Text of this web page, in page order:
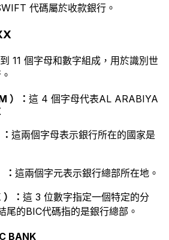
代碼屬於收款銀行。
11 個字母和數字組成，用於識別世
）： 這 4 個字母代表AL ARABIYA
這兩個字母表示銀行所在的國家是
： 這兩個字元表示銀行總部所在地。
： 這 3 位數字指定一個特定的分
尾的BIC代碼指的是銀行總部。
BANK